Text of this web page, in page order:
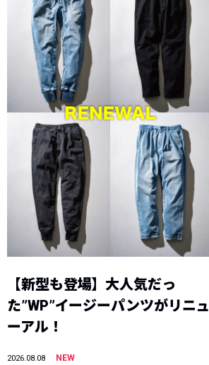
【新型も登場】大人気だっ
た”WP”イージーパンツがリニュ
ーアル！
2026.08.08
NEW